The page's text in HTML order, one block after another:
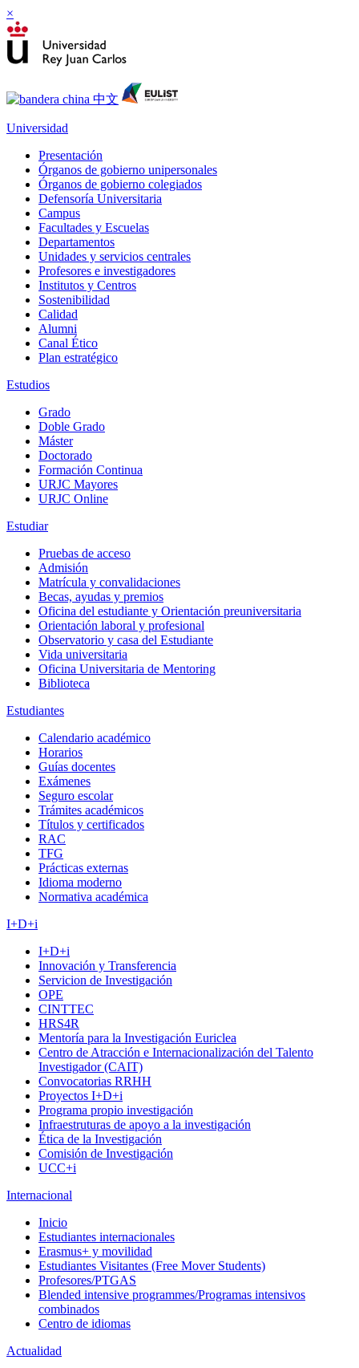
×
Universidad
Presentación
Órganos de gobierno unipersonales
Órganos de gobierno colegiados
Defensoría Universitaria
Campus
Facultades y Escuelas
Departamentos
Unidades y servicios centrales
Profesores e investigadores
Institutos y Centros
Sostenibilidad
Calidad
Alumni
Canal Ético
Plan estratégico
Estudios
Grado
Doble Grado
Máster
Doctorado
Formación Continua
URJC Mayores
URJC Online
Estudiar
Pruebas de acceso
Admisión
Matrícula y convalidaciones
Becas, ayudas y premios
Oficina del estudiante y Orientación preuniversitaria
Orientación laboral y profesional
Observatorio y casa del Estudiante
Vida universitaria
Oficina Universitaria de Mentoring
Biblioteca
Estudiantes
Calendario académico
Horarios
Guías docentes
Exámenes
Seguro escolar
Trámites académicos
Títulos y certificados
RAC
TFG
Prácticas externas
Idioma moderno
Normativa académica
I+D+i
I+D+i
Innovación y Transferencia
Servicion de Investigación
OPE
CINTTEC
HRS4R
Mentoría para la Investigación Euriclea
Centro de Atracción e Internacionalización del Talento
Investigador (CAIT)
Convocatorias RRHH
Proyectos I+D+i
Programa propio investigación
Infraestruturas de apoyo a la investigación
Ética de la Investigación
Comisión de Investigación
UCC+i
Internacional
Inicio
Estudiantes internacionales
Erasmus+ y movilidad
Estudiantes Visitantes (Free Mover Students)
Profesores/PTGAS
Blended intensive programmes/Programas intensivos
combinados
Centro de idiomas
Actualidad